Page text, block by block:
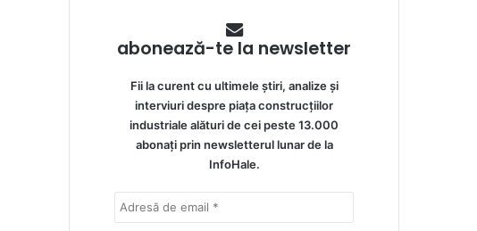
abonează-te la newsletter
Fii la curent cu ultimele știri, analize și
interviuri despre piața construcțiilor
industriale alături de cei peste 13.000
abonați prin newsletterul lunar de la
InfoHale.